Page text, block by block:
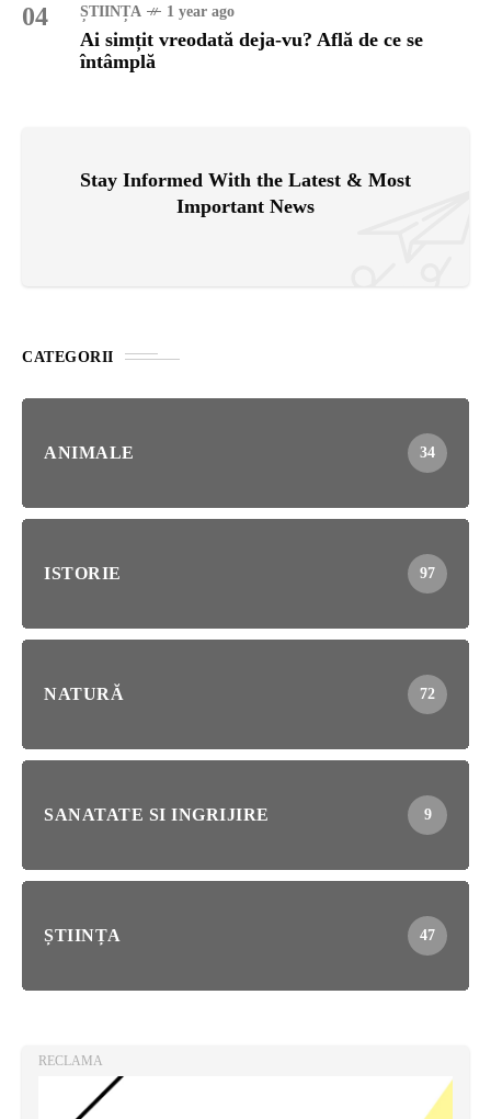
04 ȘTIINȚA 1 year ago
Ai simțit vreodată deja-vu? Află de ce se
întâmplă
Stay Informed With the Latest & Most
Important News
CATEGORII
ANIMALE 34
ISTORIE 97
NATURĂ 72
SANATATE SI INGRIJIRE 9
ȘTIINȚA 47
RECLAMA